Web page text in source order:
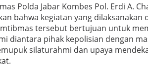
Polda Jabar Kombes Pol. Erdi A.
bahwa kegiatan yang dilaksanakan
tersebut bertujuan untuk
diantara pihak kepolisian dengan
silaturahmi dan upaya